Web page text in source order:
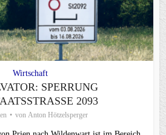
Wirtschaft
SPERRUNG
2093
von Anton Hötzelsperger